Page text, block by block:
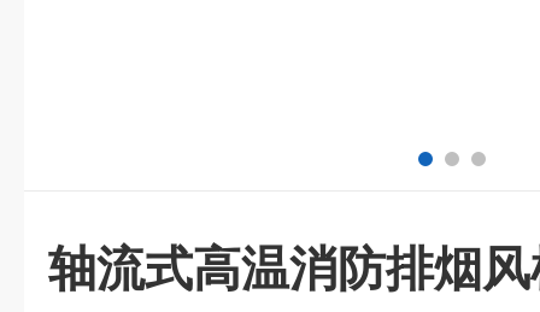
轴流式高温消防排烟